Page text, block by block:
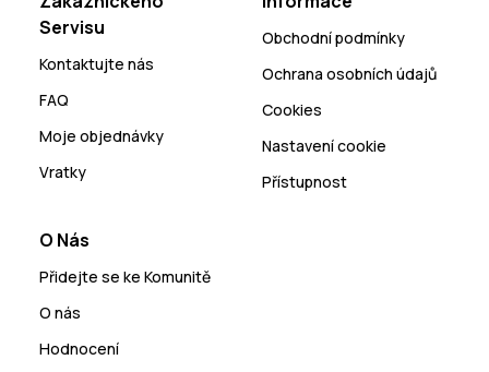
Servisu
Kontaktujte nás
FAQ
Moje objednávky
Vratky
Obchodní podmínky
Ochrana osobních údajů
Cookies
Nastavení cookie
Přístupnost
O Nás
Přidejte se ke Komunitě
O nás
Hodnocení